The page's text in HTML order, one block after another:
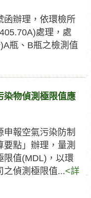
函辦理，依環檢所
處理，處
瓶、B瓶之檢測值
染物偵測極限值應
報空氣污染防制
點」辦理，量測
限值(MDL)，以環
之偵測極限值...<詳